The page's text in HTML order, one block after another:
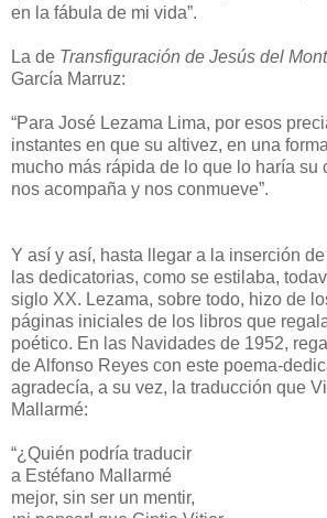
en la fábula de mi vida”.
La de Transfiguración de Jesús del
García Marruz:
“Para José Lezama Lima, por esos
instantes en que su altivez, en una forma
mucho más rápida de lo que lo haría su
nos acompaña y nos conmueve”.
Y así y así, hasta llegar a la inserción
las dedicatorias, como se estilaba,
siglo XX. Lezama, sobre todo, hizo de
páginas iniciales de los libros que
poético. En las Navidades de 1952,
de Alfonso Reyes con este poema-
agradecía, a su vez, la traducción que
Mallarmé:
“¿Quién podría traducir
a Estéfano Mallarmé
mejor, sin ser un mentir,